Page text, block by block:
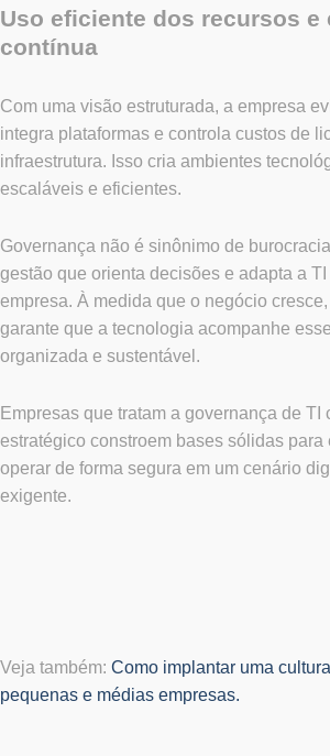
Uso eficiente dos recursos e
contínua
Com uma visão estruturada, a empresa
integra plataformas e controla custos de
infraestrutura. Isso cria ambientes
escaláveis e eficientes.
Governança não é sinônimo de
gestão que orienta decisões e adapta a
empresa. À medida que o negócio
garante que a tecnologia acompanhe
organizada e sustentável.
Empresas que tratam a governança de TI
estratégico constroem bases sólidas para
operar de forma segura em um cenário
exigente.
Veja também: Como implantar uma
pequenas e médias empresas.